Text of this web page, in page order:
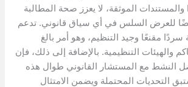
الزمنية وسجلات IP والمستندات الموثقة، لا يعزز صحة المطالبة
للعرض السلس في أي سياق قانوني. تدعم
سردًا مقنعًا وجيد التنظيم، وهو أمر بالغ
والهيئات التنظيمية. بالإضافة إلى ذلك، فإن
النشط مع المستشار القانوني طوال هذه
التحديات المحتملة ويضمن الامتثال